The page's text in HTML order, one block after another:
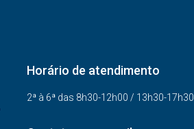
Horário de atendimento
2ª à 6ª das 8h30-12h00 / 13h30-17h30